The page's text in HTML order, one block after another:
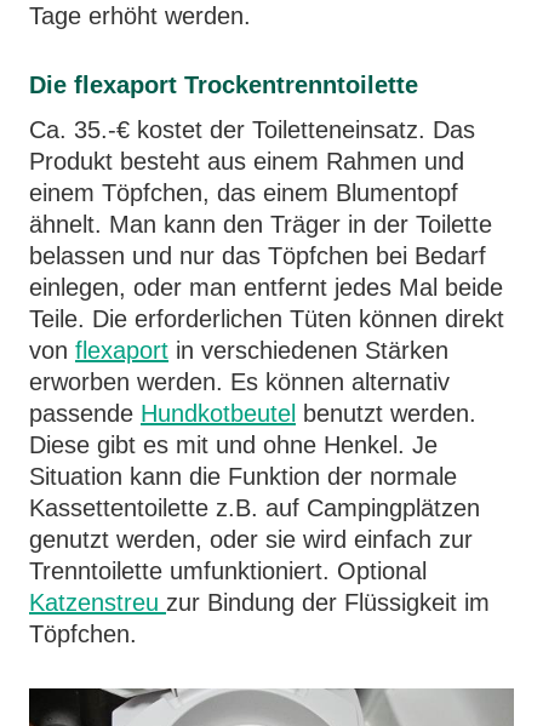
Tage erhöht werden.
Die flexaport Trockentrenntoilette
Ca. 35.-€ kostet der Toiletteneinsatz. Das
Produkt besteht aus einem Rahmen und
einem Töpfchen, das einem Blumentopf
ähnelt. Man kann den Träger in der Toilette
belassen und nur das Töpfchen bei Bedarf
einlegen, oder man entfernt jedes Mal beide
Teile. Die erforderlichen Tüten können direkt
von flexaport in verschiedenen Stärken
erworben werden. Es können alternativ
passende Hundkotbeutel benutzt werden.
Diese gibt es mit und ohne Henkel. Je
Situation kann die Funktion der normale
Kassettentoilette z.B. auf Campingplätzen
genutzt werden, oder sie wird einfach zur
Trenntoilette umfunktioniert. Optional
Katzenstreu zur Bindung der Flüssigkeit im
Töpfchen.